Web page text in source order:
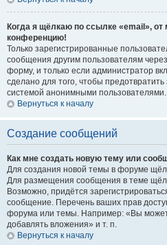
Когда я щёлкаю по ссылке «email», от
конференцию!
Только зарегистрированные
сообщения другим пользователям
форму, и только если администратор
сделано для того, чтобы
системой анонимными пользователями.
Вернуться к началу
Создание сообщений
Как мне создать новую тему или
Для создания новой темы в форуме
Для размещения сообщения в теме
Возможно, придётся
сообщение. Перечень ваших прав
форума или темы. Например: «Вы
добавлять вложения» и т. п.
Вернуться к началу